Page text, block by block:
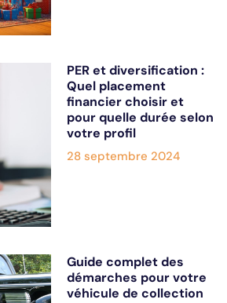
PER et diversification :
Quel placement
financier choisir et
pour quelle durée selon
votre profil
28 septembre 2024
Guide complet des
démarches pour votre
véhicule de collection